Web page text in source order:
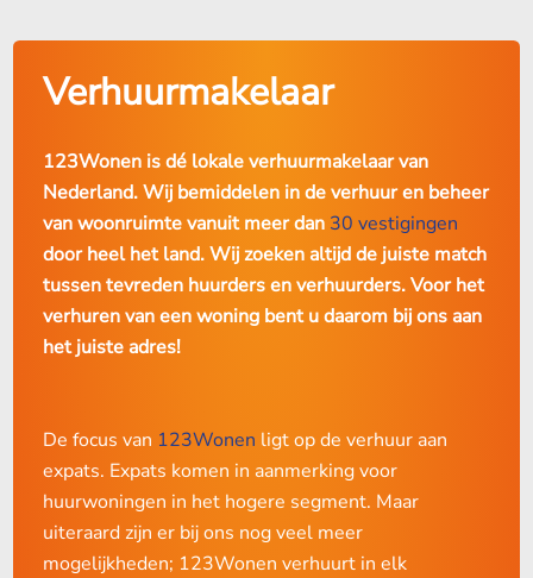
Mail:friesland@123wonen.nl
heeft u samenwoonplannen en wilt u niet direct uw eigen
tussentijd uw woning vertrouwd kunt verhuren.
Bent u belegger en op zoek naar een betrouwbare en
proactieve verhuurmakelaar en/of
beheerder? Bij ons kunt u ook uw vastgoed met een gerust
hart onderbrengen. Ook hebben wij ruime ervaring met
nieuwbouw-en transformatieprojecten. Van advies en/of
Ook kunt u bij 123Wonen Friesland terecht voor het
beheren van uw vastgoed, wij bieden financieel-
administratief en technisch vastgoedbeheer. Zo heeft u
geen omkijken meer naar uw verhuurde object.
Verhuurmakelaar
123Wonen is dé lokale verhuurmakelaar van
Nederland. Wij bemiddelen in de verhuur en beheer
van woonruimte vanuit meer dan 30 vestigingen
door heel het land. Wij zoeken altijd de juiste match
tussen tevreden huurders en verhuurders. Voor het
verhuren van een woning bent u daarom bij ons aan
het juiste adres!
De focus van 123Wonen ligt op de verhuur aan
expats. Expats komen in aanmerking voor
huurwoningen in het hogere segment. Maar
uiteraard zijn er bij ons nog veel meer
mogelijkheden; 123Wonen verhuurt in elk